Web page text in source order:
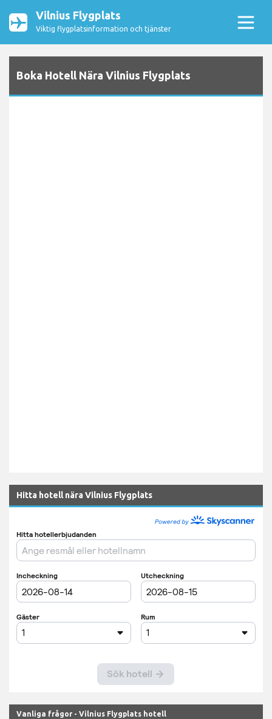
Vilnius Flygplats
Viktig flygplatsinformation och tjänster
Boka Hotell Nära Vilnius Flygplats
Hitta hotell nära Vilnius Flygplats
Vanliga frågor - Vilnius Flygplats hotell